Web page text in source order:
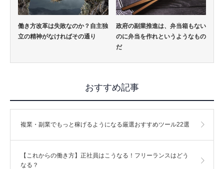
働き方改革は失敗なのか？自主独
立の精神がなければその通り
政府の副業推進は、弁当箱もない
のに弁当を作れというようなもの
だ
おすすめ記事
複業・副業でもっと稼げるようになる厳選おすすめツール22選
【これからの働き方】正社員はこうなる！フリーランスはどう
なる？